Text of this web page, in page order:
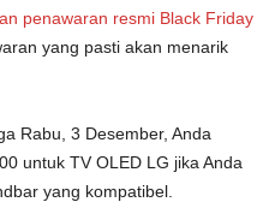
penawaran resmi Black Friday
yang pasti akan menarik
Rabu, 3 Desember, Anda
untuk TV OLED LG jika Anda
yang kompatibel.